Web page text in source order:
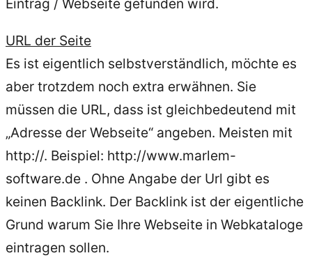
Eintrag / Webseite gefunden wird.
URL der Seite
Es ist eigentlich selbstverständlich, möchte es
aber trotzdem noch extra erwähnen. Sie
müssen die URL, dass ist gleichbedeutend mit
„Adresse der Webseite“ angeben. Meisten mit
http://. Beispiel: http://www.marlem-
software.de . Ohne Angabe der Url gibt es
keinen Backlink. Der Backlink ist der eigentliche
Grund warum Sie Ihre Webseite in Webkataloge
eintragen sollen.